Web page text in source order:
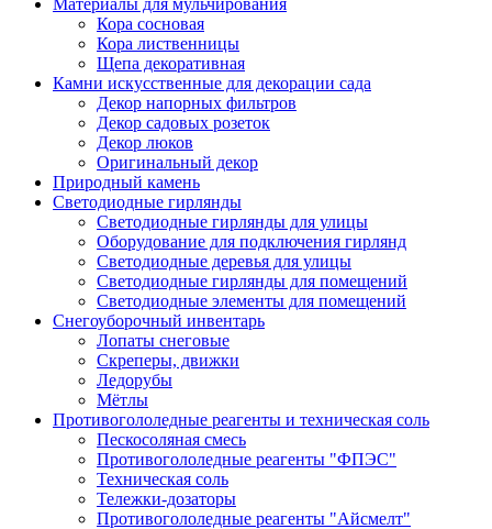
Материалы для мульчирования
Кора сосновая
Кора лиственницы
Щепа декоративная
Камни искусственные для декорации сада
Декор напорных фильтров
Декор садовых розеток
Декор люков
Оригинальный декор
Природный камень
Светодиодные гирлянды
Светодиодные гирлянды для улицы
Оборудование для подключения гирлянд
Светодиодные деревья для улицы
Светодиодные гирлянды для помещений
Светодиодные элементы для помещений
Снегоуборочный инвентарь
Лопаты снеговые
Скреперы, движки
Ледорубы
Мётлы
Противогололедные реагенты и техническая соль
Пескосоляная смесь
Противогололедные реагенты "ФПЭС"
Техническая соль
Тележки-дозаторы
Противогололедные реагенты "Айсмелт"